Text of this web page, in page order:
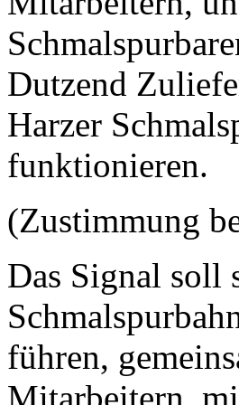
Dutzend
Harzer
funktionieren.
(Zustimmung
Das Signal soll
führen,